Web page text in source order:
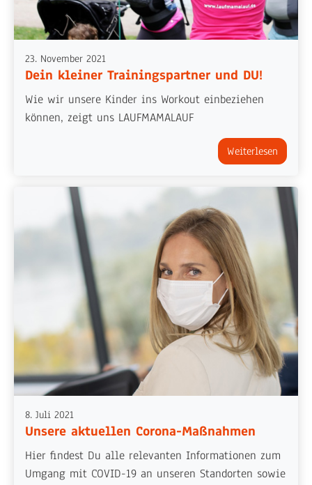
23. November 2021
Dein kleiner Trainingspartner und DU!
Wie wir unsere Kinder ins Workout einbeziehen
können, zeigt uns LAUFMAMALAUF
Weiterlesen
8. Juli 2021
Unsere aktuellen Corona-Maßnahmen
Hier findest Du alle relevanten Informationen zum
Umgang mit COVID-19 an unseren Standorten sowie